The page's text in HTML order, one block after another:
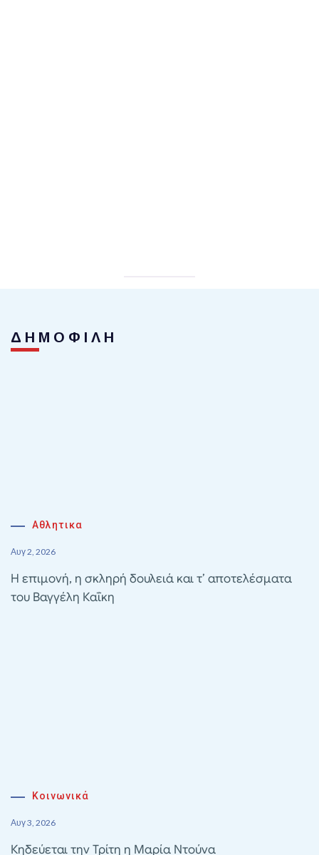
ΔΗΜΟΦΙΛΗ
Αθλητικα
Αυγ 2, 2026
Η επιμονή, η σκληρή δουλειά και τ’ αποτελέσματα
του Βαγγέλη Καΐκη
Κοινωνικά
Αυγ 3, 2026
Κηδεύεται την Τρίτη η Μαρία Ντούνα